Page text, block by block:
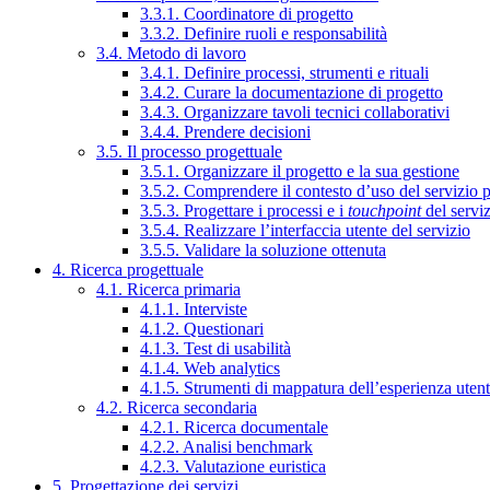
3.3.1. Coordinatore di progetto
3.3.2. Definire ruoli e responsabilità
3.4. Metodo di lavoro
3.4.1. Definire processi, strumenti e rituali
3.4.2. Curare la documentazione di progetto
3.4.3. Organizzare tavoli tecnici collaborativi
3.4.4. Prendere decisioni
3.5. Il processo progettuale
3.5.1. Organizzare il progetto e la sua gestione
3.5.2. Comprendere il contesto d’uso del servizio
3.5.3. Progettare i processi e i touchpointdel
3.5.4. Realizzare l’interfaccia utente del servizio
3.5.5. Validare la soluzione ottenuta
4. Ricerca progettuale
4.1. Ricerca primaria
4.1.1. Interviste
4.1.2. Questionari
4.1.3. Test di usabilità
4.1.4. Web analytics
4.1.5. Strumenti di mappatura dell’esperienza
4.2. Ricerca secondaria
4.2.1. Ricerca documentale
4.2.2. Analisi benchmark
4.2.3. Valutazione euristica
5. Progettazione dei servizi